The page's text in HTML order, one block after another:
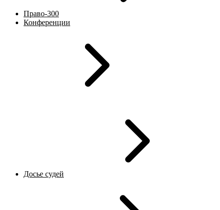
Право-300
Конференции
Досье судей